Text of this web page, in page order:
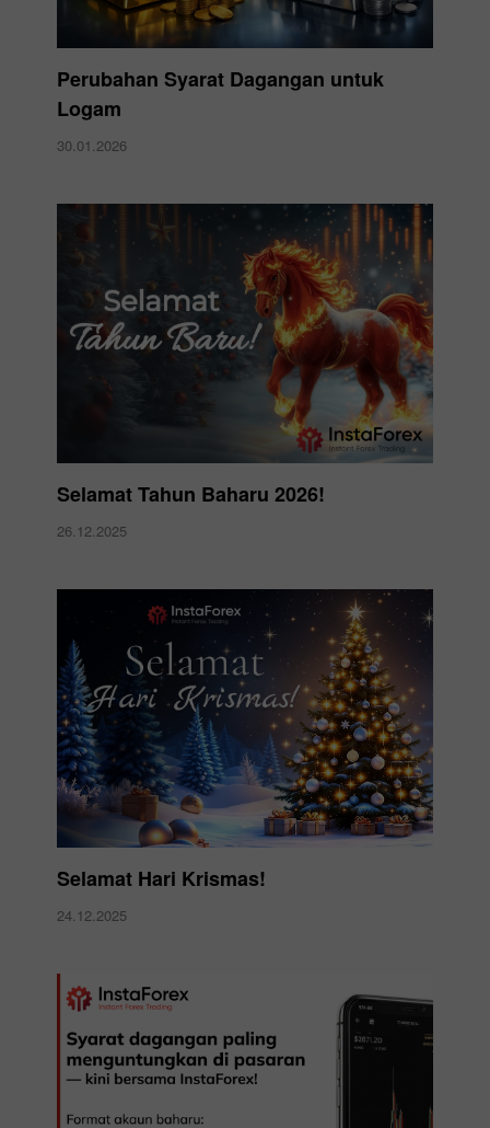
Perubahan Syarat Dagangan untuk
Logam
30.01.2026
Selamat Tahun Baharu 2026!
26.12.2025
Selamat Hari Krismas!
24.12.2025